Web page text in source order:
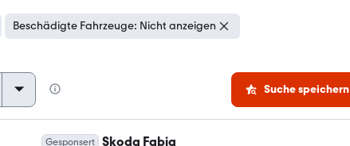
Beschädigte Fahrzeuge: Nicht anzeigen
Suche speichern
Gesponsert Skoda Fabia